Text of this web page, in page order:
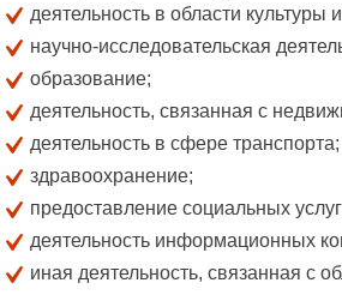
деятельность в области культуры
научно-исследовательская
образование;
деятельность, связанная с
деятельность в сфере транспорта;
здравоохранение;
предоставление социальных
деятельность информационных
иная деятельность, связанная с